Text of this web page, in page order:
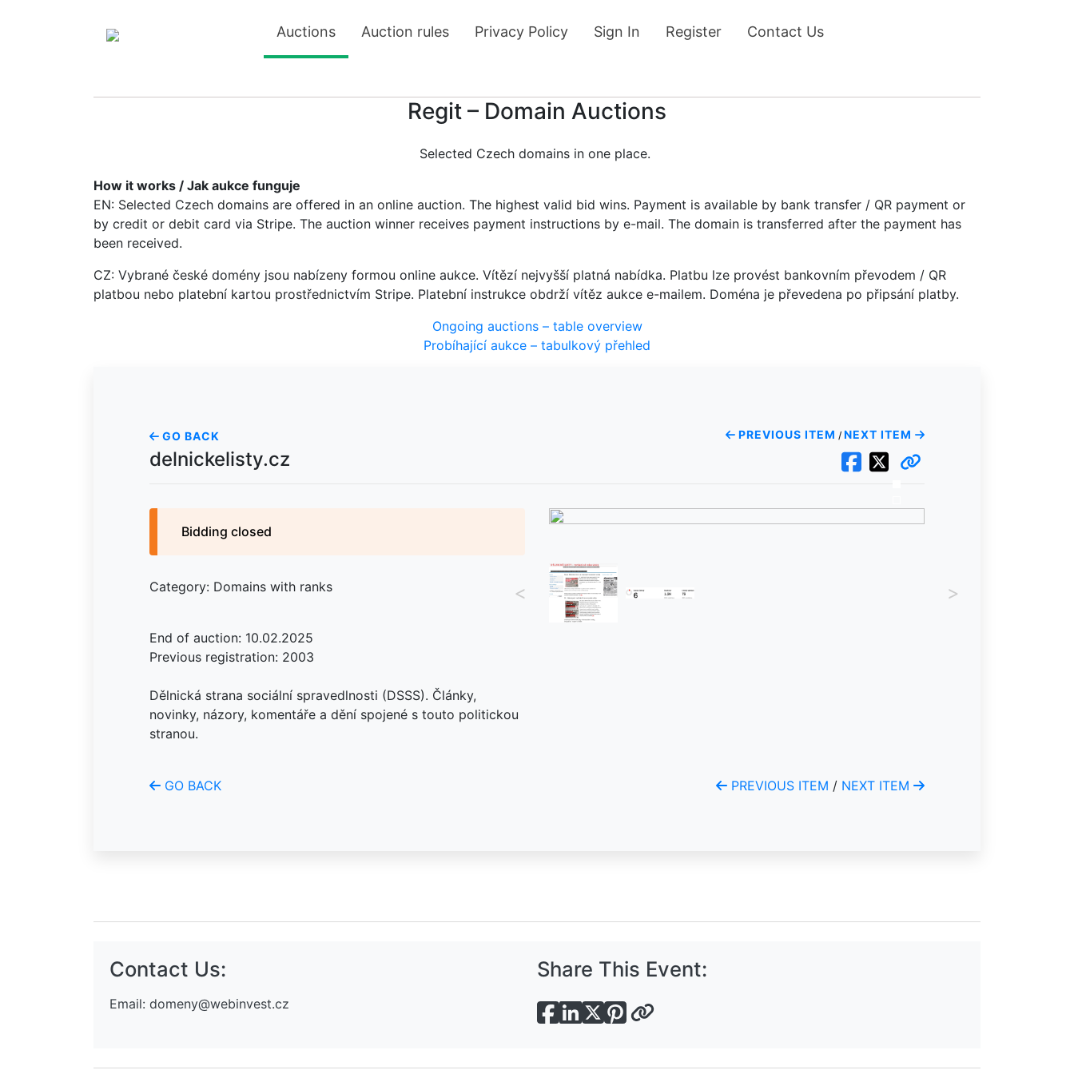
Auctions Auction rules Privacy Policy Sign In Register Contact Us
Regit – Domain Auctions
Selected Czech domains in one place.
How it works / Jak aukce funguje
EN: Selected Czech domains are offered in an online auction. The highest valid bid wins. Payment is available by bank transfer / QR payment or
by credit or debit card via Stripe. The auction winner receives payment instructions by e-mail. The domain is transferred after the payment has
been received.
CZ: Vybrané české domény jsou nabízeny formou online aukce. Vítězí nejvyšší platná nabídka. Platbu lze provést bankovním převodem / QR
platbou nebo platební kartou prostřednictvím Stripe. Platební instrukce obdrží vítěz aukce e-mailem. Doména je převedena po připsání platby.
Ongoing auctions – table overview
Probíhající aukce – tabulkový přehled
GO BACK PREVIOUS ITEM / NEXT ITEM
delnickelisty.cz
Bidding closed
Category: Domains with ranks
End of auction: 10.02.2025
Previous registration: 2003
Dělnická strana sociální spravedlnosti (DSSS). Články,
novinky, názory, komentáře a dění spojené s touto politickou
stranou.
< >
GO BACK PREVIOUS ITEM / NEXT ITEM
Contact Us:
Email: domeny@webinvest.cz
Share This Event: